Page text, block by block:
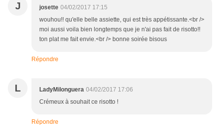
J josette 04/02/2017 17:15
wouhou!! qu'elle belle assiette, qui est très appétissante.<br />
moi aussi voila bien longtemps que je n'ai pas fait de risotto!!
ton plat me fait envie.<br /> bonne soirée bisous
Répondre
L LadyMilonguera 04/02/2017 17:06
Crémeux à souhait ce risotto !
Répondre